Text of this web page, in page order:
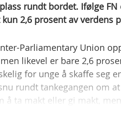
rundt bordet. Ifølge
kun 2,6 prosent av verdens
Parliamentary Union
likevel er bare 2,6
for unge å skaffe seg
rundt tankegangen om
å ta makt eller gi makt,